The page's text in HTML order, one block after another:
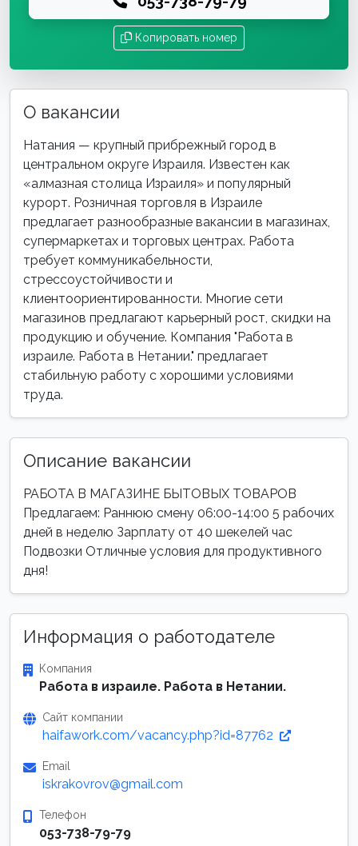
Копировать номер
О вакансии
Натания — крупный прибрежный город в
центральном округе Израиля. Известен как
«алмазная столица Израиля» и популярный
курорт. Розничная торговля в Израиле
предлагает разнообразные вакансии в магазинах,
супермаркетах и торговых центрах. Работа
требует коммуникабельности,
стрессоустойчивости и
клиентоориентированности. Многие сети
магазинов предлагают карьерный рост, скидки на
продукцию и обучение. Компания "Работа в
израиле. Работа в Нетании." предлагает
стабильную работу с хорошими условиями
труда.
Описание вакансии
РАБОТА В МАГАЗИНЕ БЫТОВЫХ ТОВАРОВ
Предлагаем: Раннюю смену 06:00-14:00 5 рабочих
дней в неделю Зарплату от 40 шекелей час
Подвозки Отличные условия для продуктивного
дня!
Информация о работодателе
Компания
Работа в израиле. Работа в Нетании.
Сайт компании
haifawork.com/vacancy.php?id=87762
Email
iskrakovrov@gmail.com
Телефон
053-738-79-79